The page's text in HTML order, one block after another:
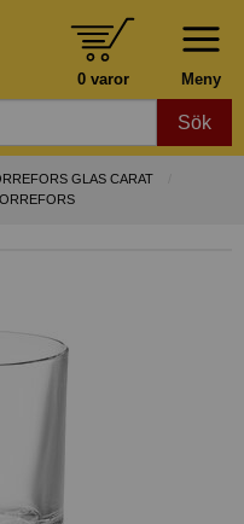
Meny
0 varor
Sök
GLAS CARAT